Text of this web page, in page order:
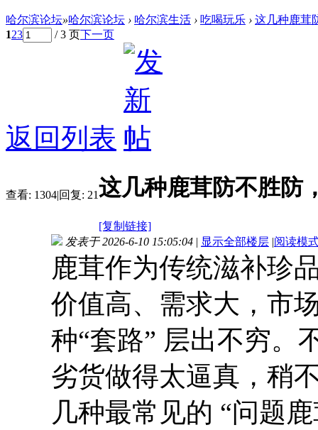
哈尔滨论坛»哈尔滨论坛 › 哈尔滨生活 › 吃喝玩乐 › 这几种鹿茸
123 / 3 页下一页
返回列表
查看: 1304|回复: 21这几种鹿茸防不胜防
[复制链接]
发表于 2026-6-10 15:05:04 | 显示全部楼层 |阅读模
鹿茸作为传统滋补珍
价值高、需求大，市
种“套路” 层出不穷。
劣货做得太逼真，稍
几种最常见的 “问题